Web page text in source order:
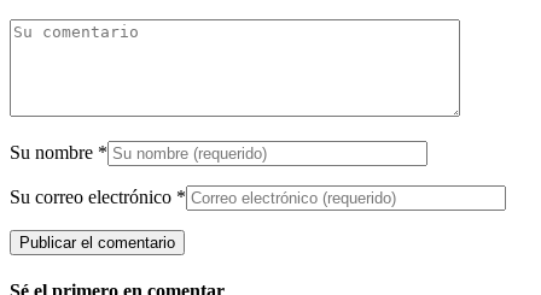
Su nombre *
Su correo electrónico *
Sé el primero en comentar